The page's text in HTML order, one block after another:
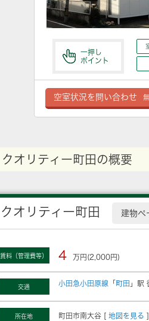
一押し
ポイント
空室状況を問い合わせ
クオリティー町田の概要
クオリティー町田 建物ペ
賃料（管理費等） 4 万円(2,000円)
交通 小田急小田原線 「 町田 」駅
所在地 町田市南大谷 [ 地図を見る ]